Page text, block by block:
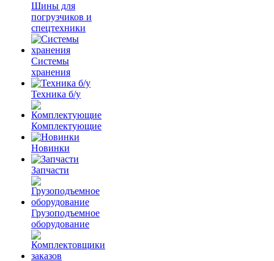
Шины для
погрузчиков и
спецтехники
Системы
хранения
Техника б/у
Комплектующие
Новинки
Запчасти
Грузоподъемное
оборудование